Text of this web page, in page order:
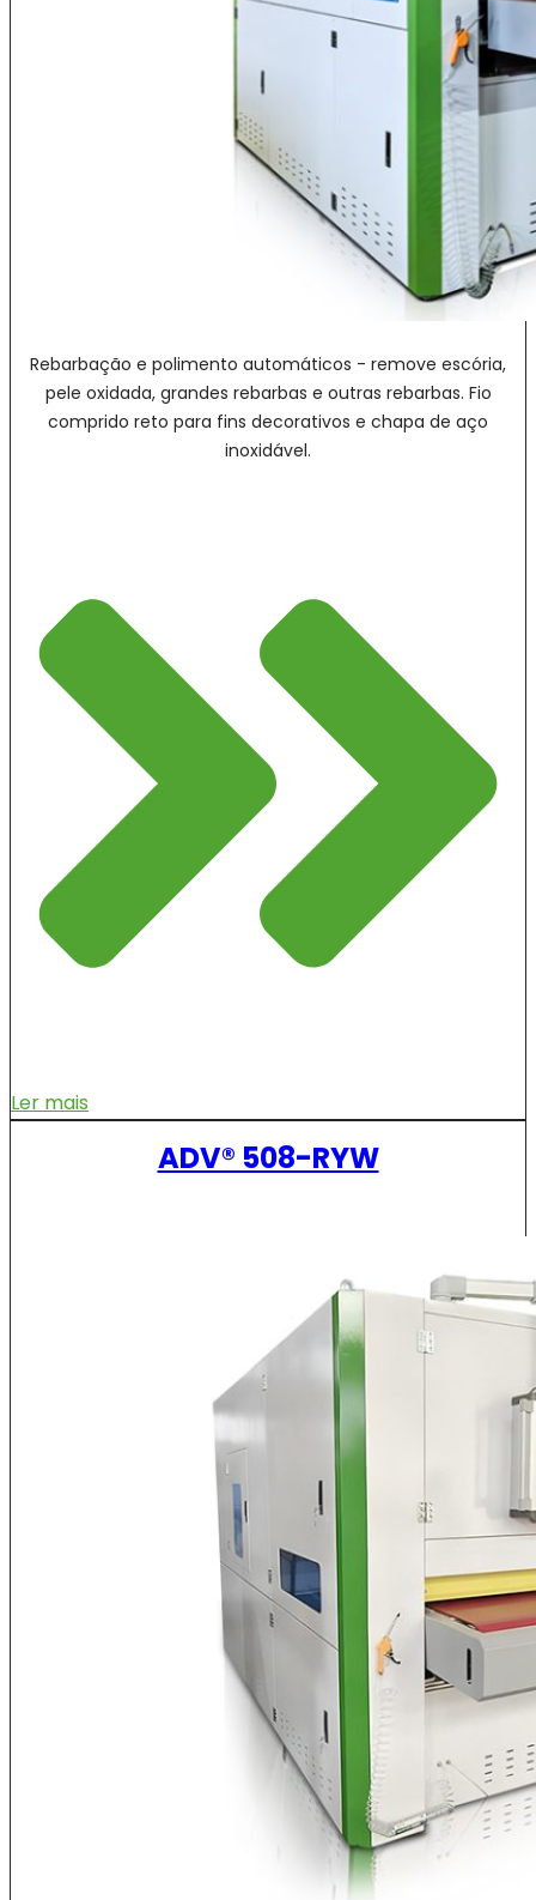
Rebarbação e polimento automáticos - remove escória,
pele oxidada, grandes rebarbas e outras rebarbas. Fio
comprido reto para fins decorativos e chapa de aço
inoxidável.
Ler mais
ADV® 508-RYW